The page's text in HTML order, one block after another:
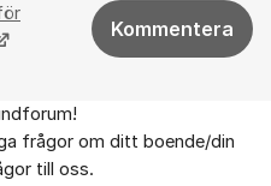
Kommentera
frågor om ditt boende/din
till oss.